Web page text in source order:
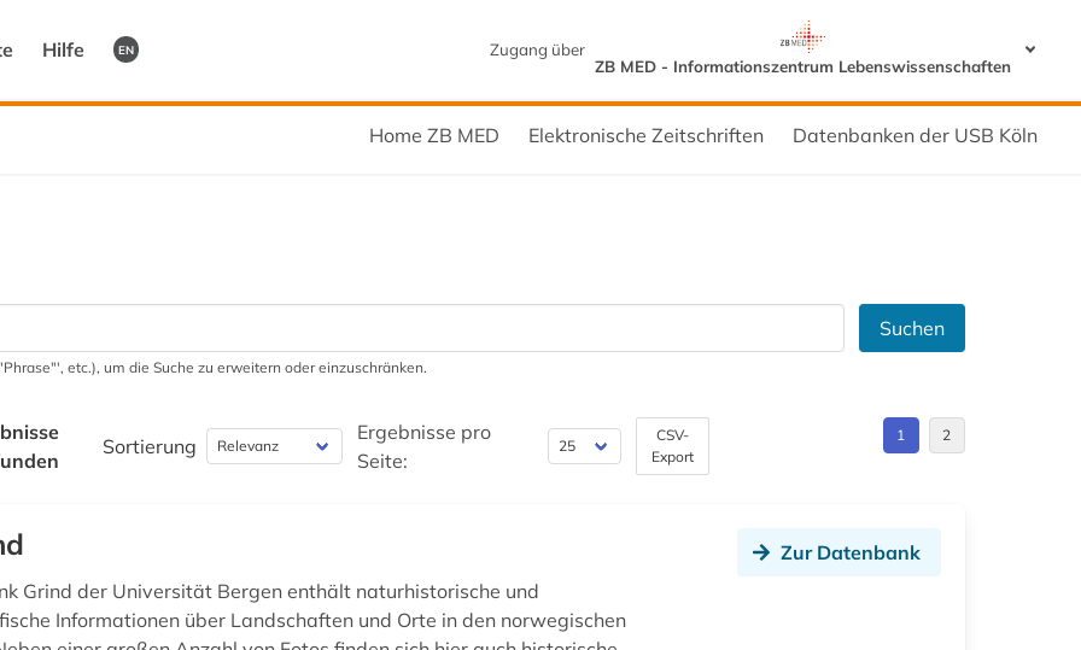
Hilfe EN
Zugang über
ZB MED - Informationszentrum Lebenswissenschaften
Home ZB MED Elektronische Zeitschriften Datenbanken der USB Köln
Suchen
etc.), um die Suche zu erweitern oder einzuschränken.
Sortierung
Ergebnisse pro
Seite:
CSV-
Export
1 2
Grind der Universität Bergen enthält naturhistorische und
Informationen über Landschaften und Orte in den norwegischen
Zur Datenbank